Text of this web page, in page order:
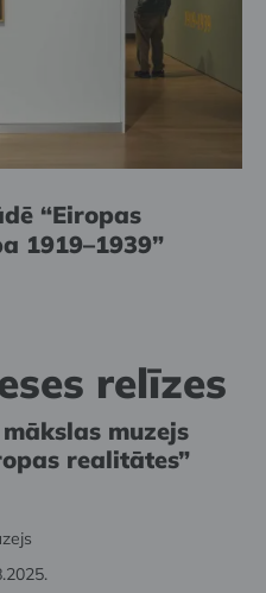
“Eiropas
1919–1939”
relīzes
muzejs
realitātes”